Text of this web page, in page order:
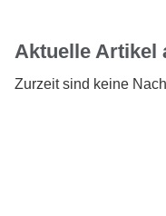
Aktuelle Artikel
Zurzeit sind keine